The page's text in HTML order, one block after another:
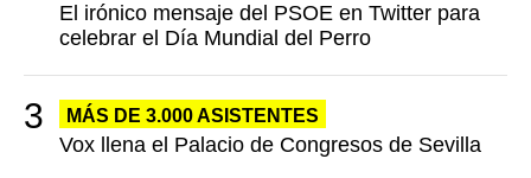
El irónico mensaje del PSOE en Twitter para
celebrar el Día Mundial del Perro
MÁS DE 3.000 ASISTENTES
Vox llena el Palacio de Congresos de Sevilla